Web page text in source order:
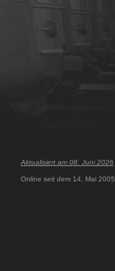
Aktualisiert am 08. Juni 2026
Online seit dem 14. Mai 2005